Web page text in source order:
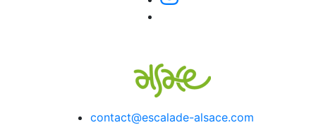
contact@escalade-alsace.com